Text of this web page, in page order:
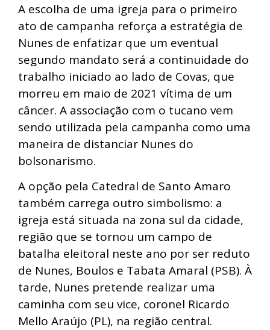
A escolha de uma igreja para o primeiro
ato de campanha reforça a estratégia de
Nunes de enfatizar que um eventual
segundo mandato será a continuidade do
trabalho iniciado ao lado de Covas, que
morreu em maio de 2021 vítima de um
câncer. A associação com o tucano vem
sendo utilizada pela campanha como uma
maneira de distanciar Nunes do
bolsonarismo.
A opção pela Catedral de Santo Amaro
também carrega outro simbolismo: a
igreja está situada na zona sul da cidade,
região que se tornou um campo de
batalha eleitoral neste ano por ser reduto
de Nunes, Boulos e Tabata Amaral (PSB). À
tarde, Nunes pretende realizar uma
caminha com seu vice, coronel Ricardo
Mello Araújo (PL), na região central.